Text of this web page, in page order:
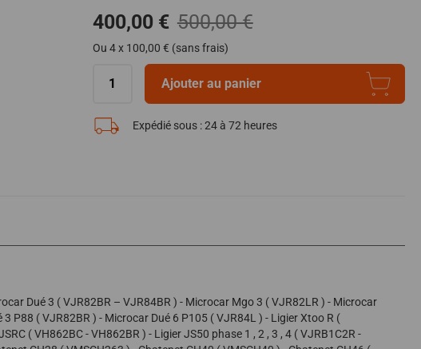
400,00 € 500,00 €
Ou 4 x 100,00 € (sans frais)
Ajouter au panier
Expédié sous :24 à 72 heures
Dué 3 ( VJR82BR – VJR84BR ) - Microcar Mgo 3 ( VJR82LR ) - Microcar
P88 ( VJR82BR ) - Microcar Dué 6 P105 ( VJR84L ) - Ligier Xtoo R (
( VH862BC - VH862BR ) - Ligier JS50 phase 1 , 2 , 3 , 4 ( VJRB1C2R -